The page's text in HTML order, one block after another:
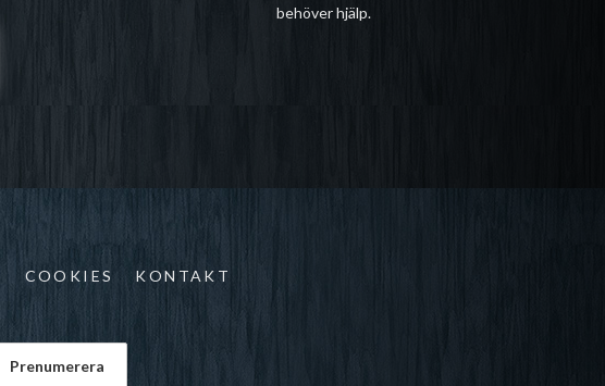
behöver hjälp.
COOKIES KONTAKT